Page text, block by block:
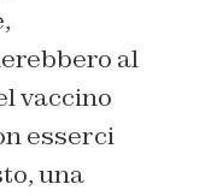
al
vaccino
esserci
una